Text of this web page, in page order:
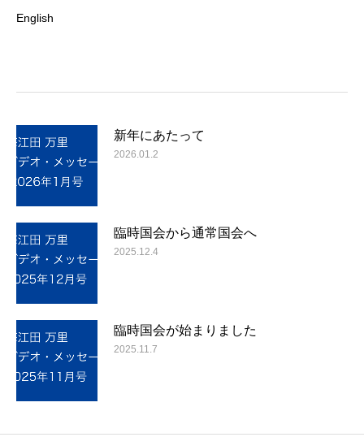
English
新年にあたって
2026.01.2
臨時国会から通常国会へ
2025.12.4
臨時国会が始まりました
2025.11.7